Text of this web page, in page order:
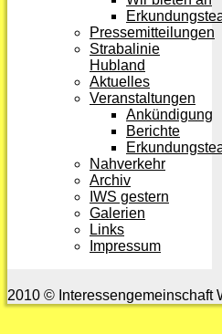
Pressemitteilungen
Strabalinie
Hubland
Aktuelles
Veranstaltungen
Ankündigung
Berichte
Nahverkehr
Archiv
IWS gestern
Galerien
Links
Impressum
2010 © Interessengemeinschaft